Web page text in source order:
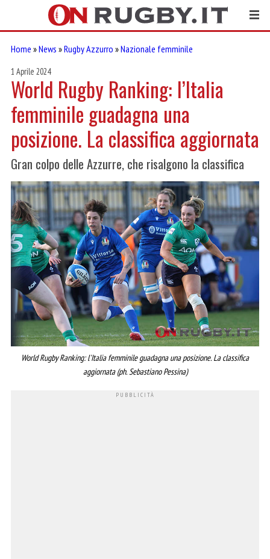
Home »News »Rugby Azzurro »Nazionale femminile
1 Aprile 2024
World Rugby Ranking: l’Italia
femminile guadagna una
posizione. La classifica aggiornata
Gran colpo delle Azzurre, che risalgono la classifica
World Rugby Ranking: l'Italia femminile guadagna una posizione. La classifica
aggiornata (ph. Sebastiano Pessina)